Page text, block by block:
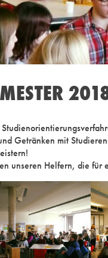
Getränken mit
unseren Helfern, die für